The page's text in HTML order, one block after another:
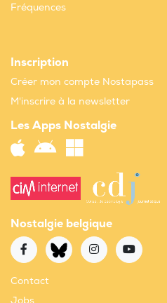
Fréquences
Inscription
Créer mon compte Nostapass
M'inscrire à la newsletter
Les Apps Nostalgie
Nostalgie belgique
Contact
Jobs